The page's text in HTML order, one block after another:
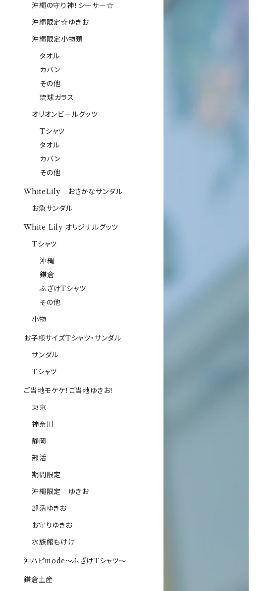
沖縄の守り神！シーサー☆
沖縄限定☆ゆきお
沖縄限定小物類
タオル
カバン
その他
琉球ガラス
オリオンビールグッツ
Tシャツ
タオル
カバン
その他
WhiteLily おさかなサンダル
お魚サンダル
White Lily オリジナルグッツ
Tシャツ
沖縄
鎌倉
ふざけTシャツ
その他
小物
お子様サイズTシャツ・サンダル
サンダル
Tシャツ
ご当地モケケ！ご当地ゆきお！
東京
神奈川
静岡
部活
期間限定
沖縄限定 ゆきお
部活ゆきお
お守りゆきお
水族館もけけ
沖ハピmode～ふざけTシャツ～
鎌倉土産